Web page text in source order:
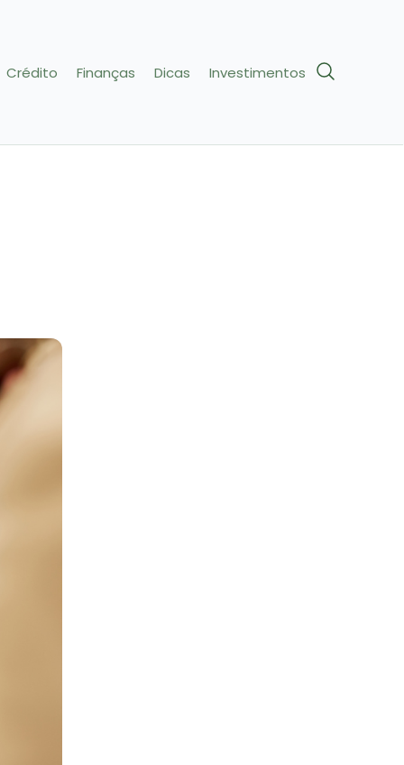
Crédito Finanças Dicas Investimentos